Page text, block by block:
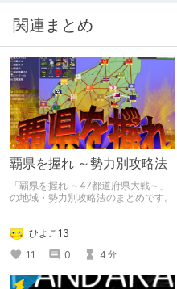
関連まとめ
覇県を握れ ～勢力別攻略法
「覇県を握れ ～47都道府県大戦～」
の地域・勢力別攻略法のまとめです。
ひよこ13
11
0 4 分